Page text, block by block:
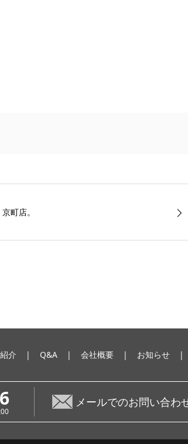
町店。
介 Q&A 会社概要 お知らせ
メールでのお問い合わ